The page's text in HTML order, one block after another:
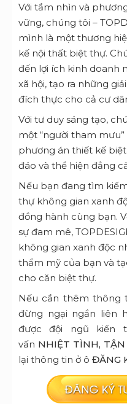
Với tầm nhìn và
vững, chúng tôi –
mình là một thương
kế nội thất biệt thự.
đến lợi ích kinh doanh
xã hội, tạo ra những
đích thực cho cả cư
Với tư duy sáng tạo,
một “người tham
phương án thiết kế
đáo và thể hiện đẳng
Nếu bạn đang tìm
thự không gian xanh
đồng hành cùng bạn.
sự đam mê,
không gian xanh độc
thẩm mỹ của bạn và
cho căn biệt thự.
Nếu cần thêm thông
đừng ngại ngần liên
được đội ngũ kiến
vấn NHIỆT TÌNH,
lại thông tin ở ô ĐĂNG